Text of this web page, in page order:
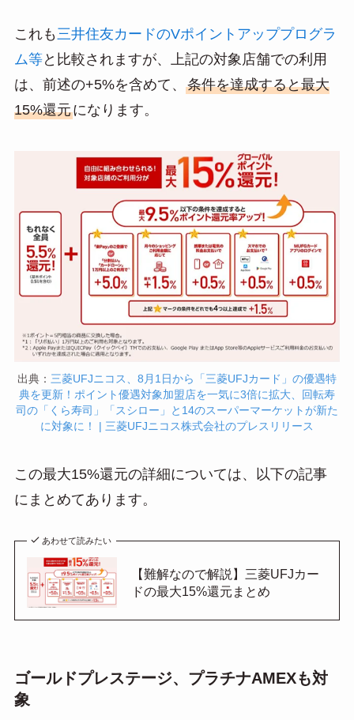
これも 三井住友カードのVポイントアッププログラ
ム等と比較されますが、上記の対象店舗での利用
は、前述の+5%を含めて、 条件を達成すると最大
15%還元になります。
出典： 三菱UFJニコス、8月1日から「三菱UFJカード」の優遇特
典を更新！ポイント優遇対象加盟店を一気に3倍に拡大、回転寿
司の「くら寿司」「スシロー」と14のスーパーマーケットが新た
に対象に！ | 三菱UFJニコス株式会社のプレスリリース
この最大15%還元の詳細については、以下の記事
にまとめてあります。
あわせて読みたい
【難解なので解説】三菱UFJカー
ドの最大15%還元まとめ
ゴールドプレステージ、プラチナAMEXも対
象